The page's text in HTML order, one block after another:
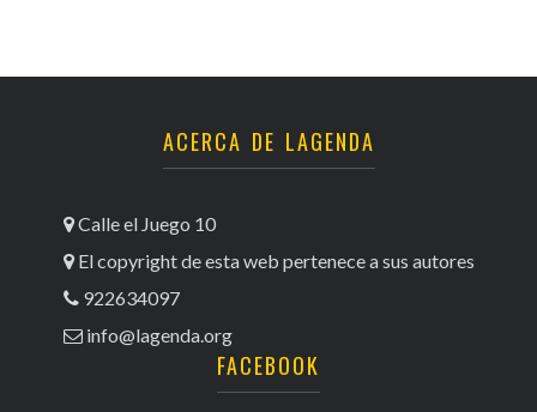
ACERCA DE LAGENDA
Calle el Juego 10
El copyright de esta web pertenece a sus autores
922634097
info@lagenda.org
FACEBOOK